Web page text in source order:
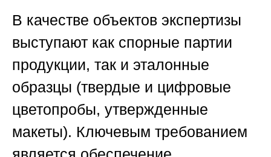
В качестве объектов экспертизы
выступают как спорные партии
продукции, так и эталонные
образцы (твердые и цифровые
цветопробы, утвержденные
макеты). Ключевым требованием